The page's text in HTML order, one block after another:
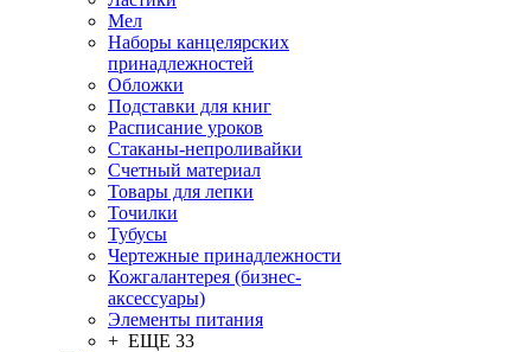
Мел
Наборы канцелярских
принадлежностей
Обложки
Подставки для книг
Расписание уроков
Стаканы-непроливайки
Счетный материал
Товары для лепки
Точилки
Тубусы
Чертежные принадлежности
Кожгалантерея (бизнес-
аксессуары)
Элементы питания
+ ЕЩЕ 33